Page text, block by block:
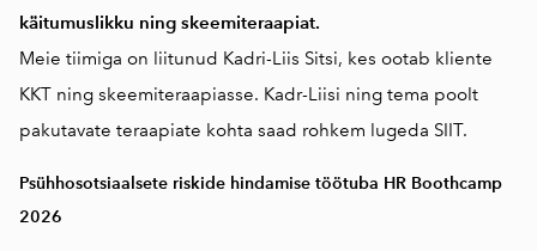
käitumuslikku ning skeemiteraapiat.
Meie tiimiga on liitunud Kadri-Liis Sitsi, kes ootab kliente
KKT ning skeemiteraapiasse. Kadr-Liisi ning tema poolt
pakutavate teraapiate kohta saad rohkem lugeda SIIT.
Psühhosotsiaalsete riskide hindamise töötuba HR Boothcamp
2026